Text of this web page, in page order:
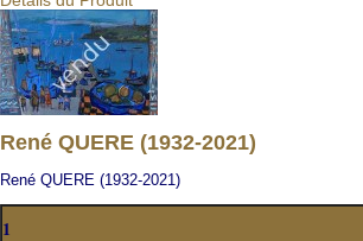
René QUERE (1932-2021)
René QUERE (1932-2021)